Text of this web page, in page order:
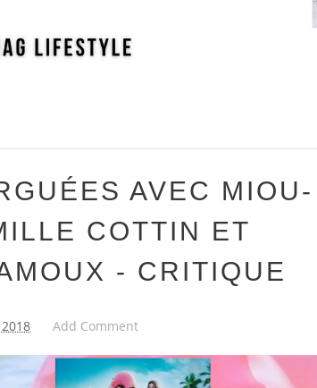
AVEC MIOU-
COTTIN ET
- CRITIQUE
Add Comment